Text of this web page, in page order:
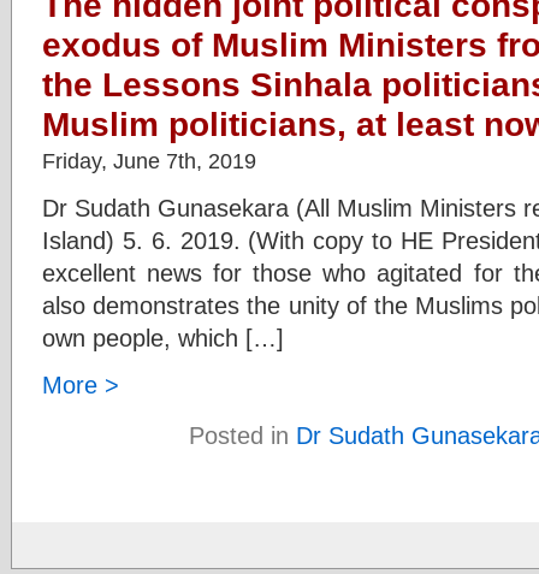
exodus of Muslim Ministers
the Lessons Sinhala
Muslim politicians, at least
Friday, June 7th, 2019
Dr Sudath Gunasekara (All Muslim
Island) 5. 6. 2019. (With copy to HE
excellent news for those who agitated for
also demonstrates the unity of the Muslims
own people, which […]
More >
Posted in Dr Sudath